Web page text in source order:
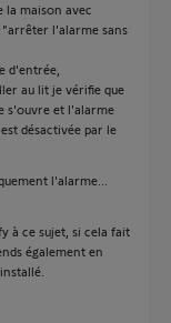
la maison avec
"arrêter l'alarme sans
d'entrée,
au lit je vérifie que
s'ouvre et l'alarme
désactivée par le
l'alarme...
à ce sujet, si cela fait
également en